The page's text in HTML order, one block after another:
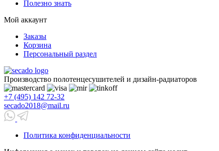
Полезно знать
Мой аккаунт
Заказы
Корзина
Персональный раздел
Производство полотенцесушителей и дизайн-радиаторов
+7 (495) 142 72-32
secado2018@mail.ru
Политика конфиденциальности